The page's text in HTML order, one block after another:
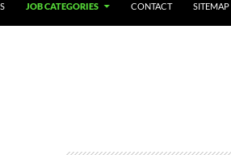
JOB CATEGORIES CONTACT SITEMAP